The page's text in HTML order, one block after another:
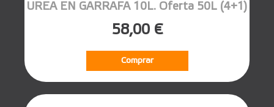
UREA EN GARRAFA 10L. Oferta 50L (4+1)
58,00 €
Comprar